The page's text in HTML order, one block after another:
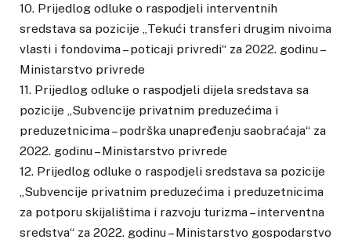
10. Prijedlog odluke o raspodjeli interventnih
sredstava sa pozicije „Tekući transferi drugim nivoima
vlasti i fondovima – poticaji privredi“ za 2022. godinu –
Ministarstvo privrede
11. Prijedlog odluke o raspodjeli dijela sredstava sa
pozicije „Subvencije privatnim preduzećima i
preduzetnicima – podrška unapređenju saobraćaja“ za
2022. godinu – Ministarstvo privrede
12. Prijedlog odluke o raspodjeli sredstava sa pozicije
„Subvencije privatnim preduzećima i preduzetnicima
za potporu skijalištima i razvoju turizma – interventna
sredstva“ za 2022. godinu – Ministarstvo gospodarstvo